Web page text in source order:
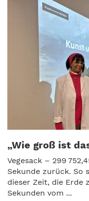
„Wie groß ist
Vegesack – 299
Sekunde zurück. So
dieser Zeit, die Erde
Sekunden vom ...